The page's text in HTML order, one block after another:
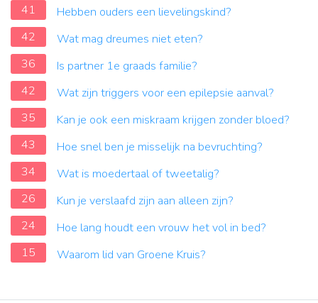
41
Hebben ouders een lievelingskind?
42
Wat mag dreumes niet eten?
36
Is partner 1e graads familie?
42
Wat zijn triggers voor een epilepsie aanval?
35
Kan je ook een miskraam krijgen zonder bloed?
43
Hoe snel ben je misselijk na bevruchting?
34
Wat is moedertaal of tweetalig?
26
Kun je verslaafd zijn aan alleen zijn?
24
Hoe lang houdt een vrouw het vol in bed?
15
Waarom lid van Groene Kruis?